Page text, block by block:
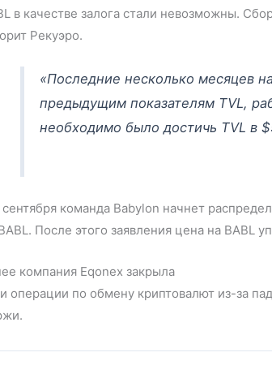
в качестве залога стали невозможны.
Рекуэро.
«Последние несколько месяцев
предыдущим показателям TVL,
необходимо было достичь TVL в
команда Babylon начнет
После этого заявления цена на BABL
компания Eqonex закрыла
операции по обмену криптовалют из-за